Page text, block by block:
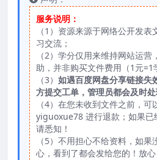
服务说明：
（1）资源来源于网络公开发
习交流；
（2）学分仅用来维持网站运
助，并非购买文件费用（1元=1
（3） 如遇百度网盘分享链接失
方提交工单，管理员都会及时
（4）在您未收到文件之前，可
yiguoxue78 进行退款；如果已
请悉知！
（5）不用担心不给资料，如
心，看到了都会发给您的！放心